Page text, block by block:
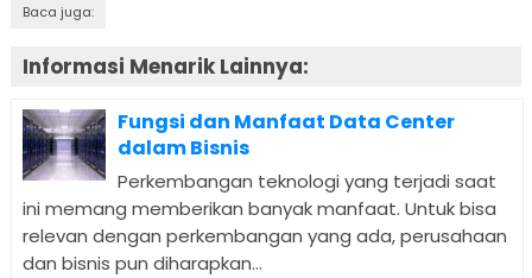
Baca juga:
Informasi Menarik Lainnya:
Fungsi dan Manfaat Data Center
dalam Bisnis
Perkembangan teknologi yang terjadi saat
ini memang memberikan banyak manfaat. Untuk bisa
relevan dengan perkembangan yang ada, perusahaan
dan bisnis pun diharapkan...